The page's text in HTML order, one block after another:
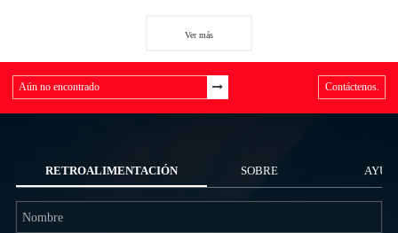
Ver más
Contáctenos.
RETROALIMENTACIÓN SOBRE
NOSOTROS